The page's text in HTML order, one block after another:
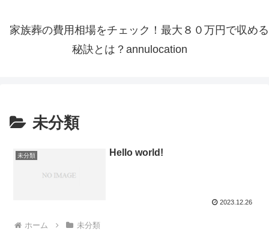
家族葬の費用相場をチェック！最大８０万円で収める
秘訣とは？annulocation
未分類
未分類 Hello world!
2023.12.26
ホーム 未分類